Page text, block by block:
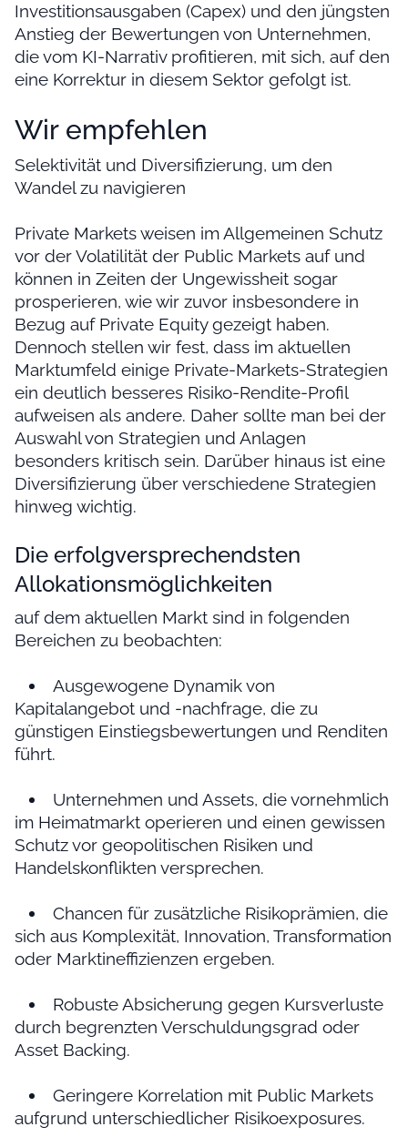
Investitionsausgaben (Capex) und den jüngsten
Anstieg der Bewertungen von Unternehmen,
die vom KI-Narrativ profitieren, mit sich, auf den
eine Korrektur in diesem Sektor gefolgt ist.
Wir empfehlen
Selektivität und Diversifizierung, um den
Wandel zu navigieren
Private Markets weisen im Allgemeinen Schutz
vor der Volatilität der Public Markets auf und
können in Zeiten der Ungewissheit sogar
prosperieren, wie wir zuvor insbesondere in
Bezug auf Private Equity gezeigt haben.
Dennoch stellen wir fest, dass im aktuellen
Marktumfeld einige Private-Markets-Strategien
ein deutlich besseres Risiko-Rendite-Profil
aufweisen als andere. Daher sollte man bei der
Auswahl von Strategien und Anlagen
besonders kritisch sein. Darüber hinaus ist eine
Diversifizierung über verschiedene Strategien
hinweg wichtig.
Die erfolgversprechendsten
Allokationsmöglichkeiten
auf dem aktuellen Markt sind in folgenden
Bereichen zu beobachten:
Ausgewogene Dynamik von
Kapitalangebot und -nachfrage, die zu
günstigen Einstiegsbewertungen und Renditen
führt.
Unternehmen und Assets, die vornehmlich
im Heimatmarkt operieren und einen gewissen
Schutz vor geopolitischen Risiken und
Handelskonflikten versprechen.
Chancen für zusätzliche Risikoprämien, die
sich aus Komplexität, Innovation, Transformation
oder Marktineffizienzen ergeben.
Robuste Absicherung gegen Kursverluste
durch begrenzten Verschuldungsgrad oder
Asset Backing.
Geringere Korrelation mit Public Markets
aufgrund unterschiedlicher Risikoexposures.